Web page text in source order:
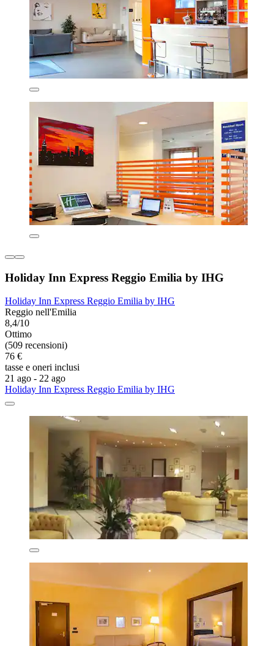
Holiday Inn Express Reggio Emilia by IHG
Holiday Inn Express Reggio Emilia by IHG
Reggio nell'Emilia
8,4/10
Ottimo
(509 recensioni)
76 €
tasse e oneri inclusi
21 ago - 22 ago
Holiday Inn Express Reggio Emilia by IHG